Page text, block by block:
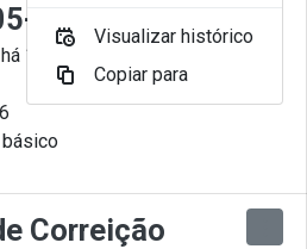
08-2026
1 Dia por Juliana
Correição
Visualizar histórico
Copiar para